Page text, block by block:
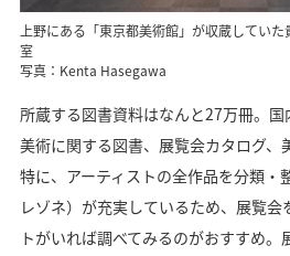
上野にある「東京都美術館」が収蔵してい
室
写真：Kenta Hasegawa
所蔵する図書資料はなんと27万冊。
美術に関する図書、展覧会カタログ、
特に、アーティストの全作品を分類・
レゾネ）が充実しているため、展覧会
トがいれば調べてみるのがおすすめ